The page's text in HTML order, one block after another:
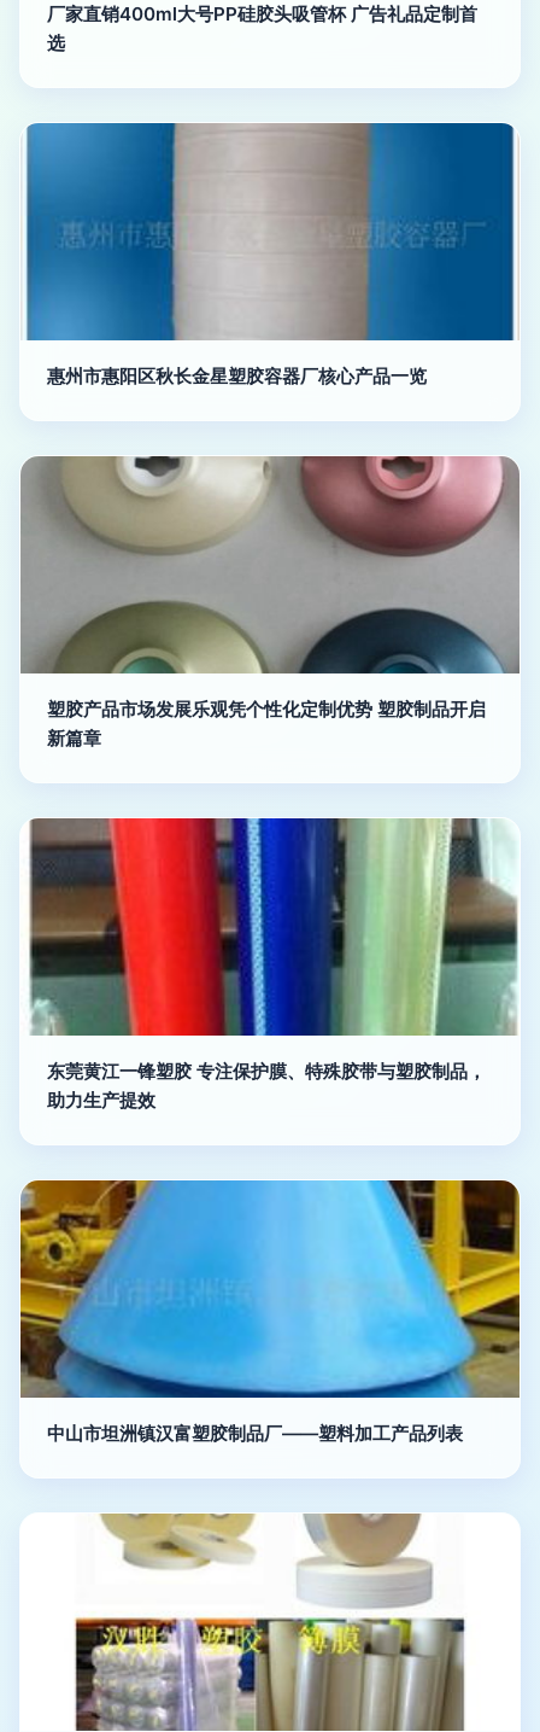
厂家直销400ml大号PP硅胶头吸管杯 广告礼品定制首
选
惠州市惠阳区秋长金星塑胶容器厂核心产品一览
塑胶产品市场发展乐观凭个性化定制优势 塑胶制品开启
新篇章
东莞黄江一锋塑胶 专注保护膜、特殊胶带与塑胶制品，
助力生产提效
中山市坦洲镇汉富塑胶制品厂——塑料加工产品列表